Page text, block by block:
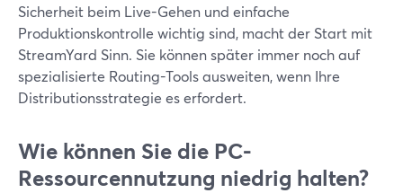
Sicherheit beim Live-Gehen und einfache
Produktionskontrolle wichtig sind, macht der Start mit
StreamYard Sinn. Sie können später immer noch auf
spezialisierte Routing-Tools ausweiten, wenn Ihre
Distributionsstrategie es erfordert.
Wie können Sie die PC-
Ressourcennutzung niedrig halten?